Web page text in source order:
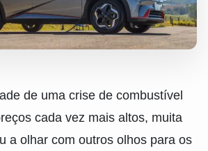
de uma crise de combustível
cada vez mais altos, muita
a olhar com outros olhos para os